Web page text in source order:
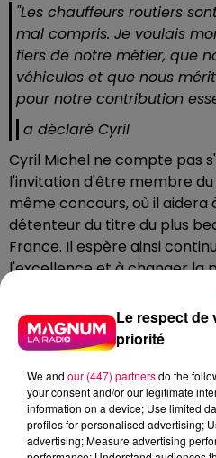
"Les chauffeurs routiers
mal compris. Je voulais
fiers de notre métier, que
véhicules et que nous
pour notre contribution
a déclaré Cyril
Cyril Michel ne compte pas
l'invitation d'être membre
même concours, où il aidera
détenteur du titre du plus
France. Il espère ainsi
l'excellence et à changer la
chauffeurs routiers dans la
DERNIÈRES INFOS
Le respect de
priorité
We and our (447) partnersdo the
your consent and/or our legitimate
information on a device; Use limited
profiles for personalised advertising;
advertising; Measure advertising